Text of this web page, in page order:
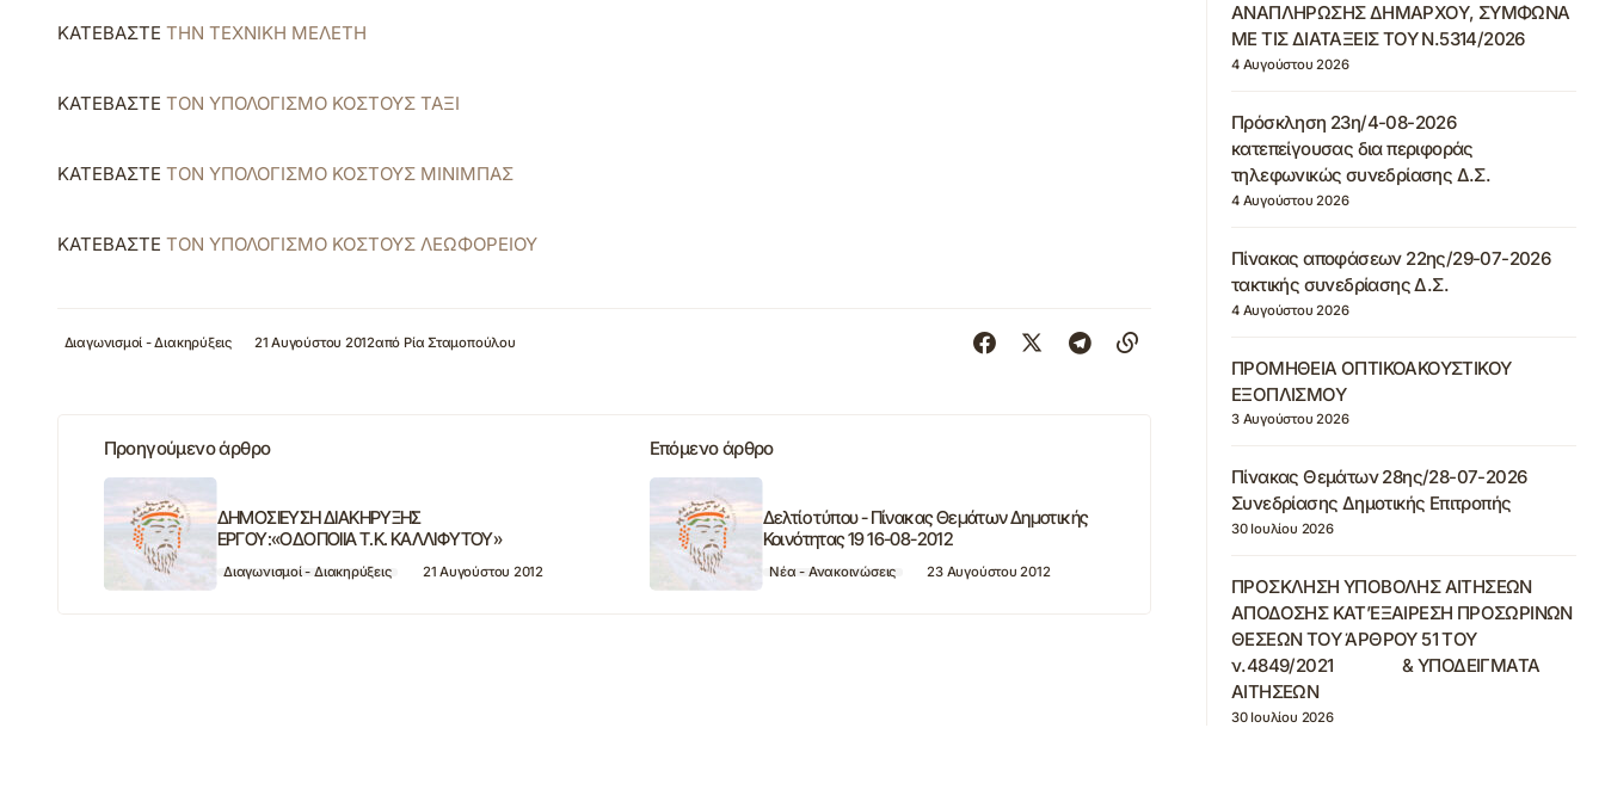
ΚΑΤΕΒΑΣΤΕ ΤΗΝ ΤΕΧΝΙΚΗ ΜΕΛΕΤΗ
ΚΑΤΕΒΑΣΤΕ ΤΟΝ ΥΠΟΛΟΓΙΣΜΟ ΚΟΣΤΟΥΣ ΤΑΞΙ
ΚΑΤΕΒΑΣΤΕ ΤΟΝ ΥΠΟΛΟΓΙΣΜΟ ΚΟΣΤΟΥΣ ΜΙΝΙΜΠΑΣ
ΚΑΤΕΒΑΣΤΕ ΤΟΝ ΥΠΟΛΟΓΙΣΜΟ ΚΟΣΤΟΥΣ ΛΕΩΦΟΡΕΙΟΥ
Διαγωνισμοί - Διακηρύξεις 21 Αυγούστου 2012από Ρία Σταμοπούλου
Προηγούμενο άρθρο
ΔΗΜΟΣΙΕΥΣΗ ΔΙΑΚΗΡΥΞΗΣ
ΕΡΓΟΥ:«ΟΔΟΠΟΙΙΑ Τ.Κ. ΚΑΛΛΙΦΥΤΟΥ»
Διαγωνισμοί - Διακηρύξεις 21 Αυγούστου 2012
Επόμενο άρθρο
Δελτίο τύπου - Πίνακας Θεμάτων Δημοτικής
Κοινότητας 19 16-08-2012
Νέα - Ανακοινώσεις 23 Αυγούστου 2012
ΑΝΑΠΛΗΡΩΣΗΣ ΔΗΜΑΡΧΟΥ, ΣΥΜΦΩΝΑ
ΜΕ ΤΙΣ ΔΙΑΤΑΞΕΙΣ ΤΟΥ Ν.5314/2026
4 Αυγούστου 2026
Πρόσκληση 23η/4-08-2026
κατεπείγουσας δια περιφοράς
τηλεφωνικώς συνεδρίασης Δ.Σ.
4 Αυγούστου 2026
Πίνακας αποφάσεων 22ης/29-07-2026
τακτικής συνεδρίασης Δ.Σ.
4 Αυγούστου 2026
ΠΡΟΜΗΘΕΙΑ ΟΠΤΙΚΟΑΚΟΥΣΤΙΚΟΥ
ΕΞΟΠΛΙΣΜΟΥ
3 Αυγούστου 2026
Πίνακας Θεμάτων 28ης/28-07-2026
Συνεδρίασης Δημοτικής Επιτροπής
30 Ιουλίου 2026
ΠΡΟΣΚΛΗΣΗ ΥΠΟΒΟΛΗΣ ΑΙΤΗΣΕΩΝ
ΑΠΟΔΟΣΗΣ ΚΑΤ’ΕΞΑΙΡΕΣΗ ΠΡΟΣΩΡΙΝΩΝ
ΘΕΣΕΩΝ ΤΟΥ ΆΡΘΡΟΥ 51 ΤΟΥ
ν.4849/2021 & ΥΠΟΔΕΙΓΜΑΤΑ
ΑΙΤΗΣΕΩΝ
30 Ιουλίου 2026